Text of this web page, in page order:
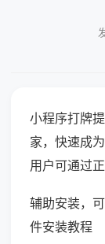
小程序打牌
家，快速成
用户可通过
辅助安装，
件安装教程